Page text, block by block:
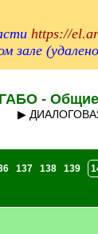
https://
зале
ГАБО -
▶
137 138 139